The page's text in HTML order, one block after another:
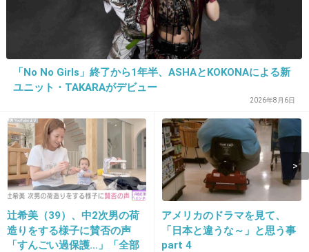
この子はなんの人ですか？
タレントさん？
15. 匿名 2022/01/07(金) 09:46:44
政治番組出たり、キャラが定まらないのかな
+42 -3
「No No Girls」終了から1年半、ASHAとKOKONAによる新
ユニット・TAKARAがデビュー
2026年8月6日
辻希美（39）、中2次男の荷
造りをする様子に賛否の声
「すんごい過保護…」「全部
アメリカのドラマを見て、
「日本と違うな～」と思う事
part 4